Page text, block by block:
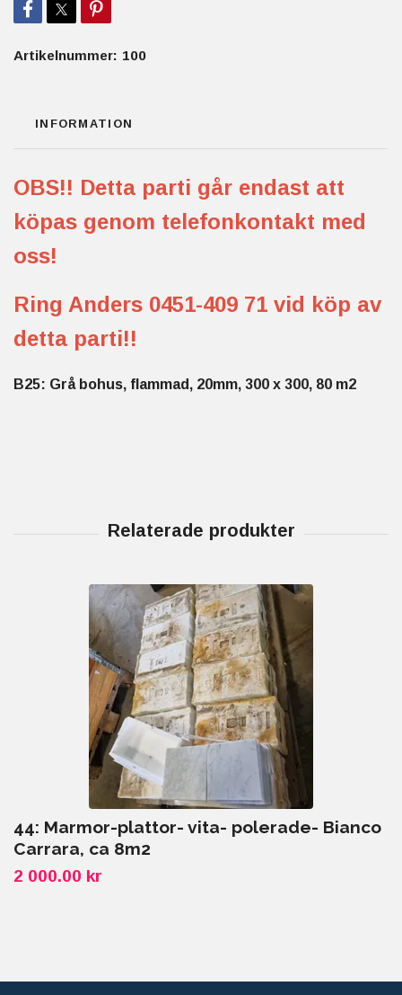
Artikelnummer: 100
INFORMATION
OBS!! Detta parti går endast att
köpas genom telefonkontakt med
oss!
Ring Anders 0451-409 71 vid köp av
detta parti!!
B25: Grå bohus, flammad, 20mm, 300 x 300, 80 m2
44: Marmor-plattor- vita- polerade- Bianco
Carrara, ca 8m2
2 000.00 kr